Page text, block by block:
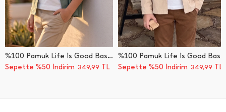
%100 Pamuk Life İ̇s Good Baskılı Erkek Çocuk 2 Li Takım
Sepette %50 İndirim 349,99 TL
Sepette %50 İndirim 349,99 TL